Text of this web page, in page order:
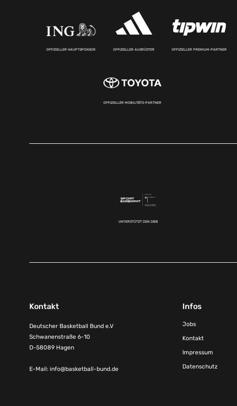
OFFIZIELLER HAUPTSPONSOR OFFIZIELLER AUSRÜSTER OFFIZIELLER PREMIUM-PARTNER
OFFIZIELLER MOBILITÄTS-PARTNER
UNTERSTÜTZT DEN DBB
Kontakt
Deutscher Basketball Bund e.V
Schwanenstraße 6-10
D-58089 Hagen
E-Mail: info@basketball-bund.de
Infos
Jobs
Kontakt
Impressum
Datenschutz